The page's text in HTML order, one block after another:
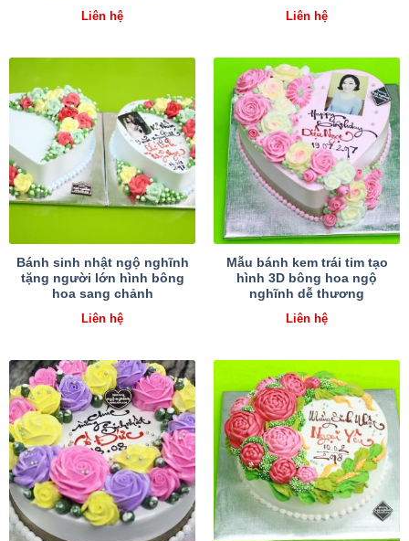
Liên hệ
Liên hệ
Bánh sinh nhật ngộ nghĩnh
tặng người lớn hình bông
hoa sang chảnh
Liên hệ
Mẫu bánh kem trái tim tạo
hình 3D bông hoa ngộ
nghĩnh dễ thương
Liên hệ